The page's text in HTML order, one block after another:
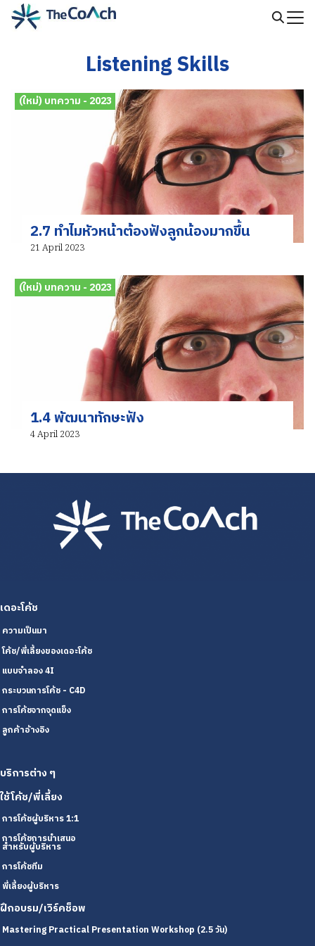
Skip
Listening Skills
(ใหม่) บทความ - 2023
2.7 ทำไมหัวหน้าต้องฟังลูกน้องมากขึ้น
21 April 2023
(ใหม่) บทความ - 2023
1.4 พัฒนาทักษะฟัง
4 April 2023
เดอะโค้ช
ความเป็นมา
โค้ช/พี่เลี้ยงของเดอะโค้ช
แบบจำลอง 4I
กระบวนการโค้ช - C4D
การโค้ชจากจุดแข็ง
ลูกค้าอ้างอิง
บริการต่าง ๆ
ใช้โค้ช/พี่เลี้ยง
การโค้ชผู้บริหาร 1:1
การโค้ชการนำเสนอ
สำหรับผู้บริหาร
การโค้ชทีม
พี่เลี้ยงผู้บริหาร
ฝึกอบรม/เวิร์คช็อพ
Mastering Practical Presentation Workshop (2.5 วัน)